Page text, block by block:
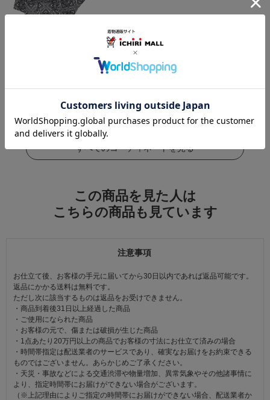
この商品をコーデする
すべてのコーディネートを見る
この商品を見た人は
こちらの商品も見ています
注意事項
お仕立て後、お客様の手元に届いてから30日以内であれば返品可能です。
返品にかかる送料は無料です。
ただし次に該当するものは返品をお受けできません。
・商品到着後31日以上経過した商品
・ご使用になられた商品
・お客様の元で、傷または破損が生じた商品
・1点あたり20万円以上の商品でお客様の寸法にお仕立て済みの場合
・時間帯指定は配送業者のサービスであり、確実なお届けをお約束できる
ものではございません。あらかじめご了承ください。
・天災・事故などによる交通渋滞や物量増加、異常気象やその他諸事情に
より、指定時間帯にお届けができない場合がございます。
（※上記理由によりご指定の時間帯にお届けができない場合、配送業者か